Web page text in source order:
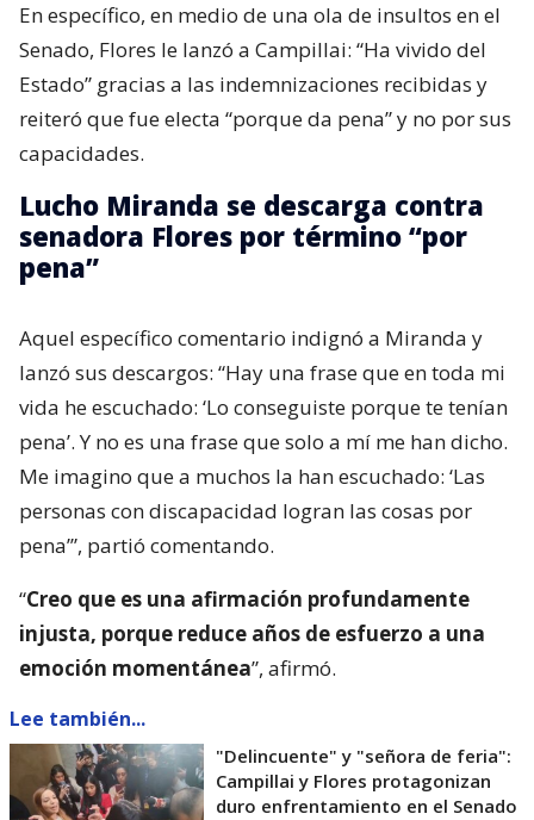
En específico, en medio de una ola de insultos en el
Senado, Flores le lanzó a Campillai: “Ha vivido del
Estado” gracias a las indemnizaciones recibidas y
reiteró que fue electa “porque da pena” y no por sus
capacidades.
Lucho Miranda se descarga contra
senadora Flores por término “por
pena”
Aquel específico comentario indignó a Miranda y
lanzó sus descargos: “Hay una frase que en toda mi
vida he escuchado: ‘Lo conseguiste porque te tenían
pena’. Y no es una frase que solo a mí me han dicho.
Me imagino que a muchos la han escuchado: ‘Las
personas con discapacidad logran las cosas por
pena’”, partió comentando.
“Creo que es una afirmación profundamente
injusta, porque reduce años de esfuerzo a una
emoción momentánea”, afirmó.
Lee también...
"Delincuente" y "señora de feria":
Campillai y Flores protagonizan
duro enfrentamiento en el Senado